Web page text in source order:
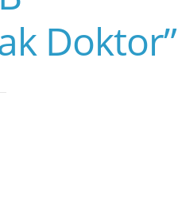
Doktor”